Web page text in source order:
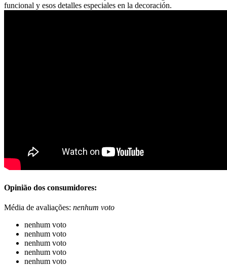
funcional y esos detalles especiales en la decoración.
Opinião dos consumidores:
Média de avaliações: nenhum voto
nenhum voto
nenhum voto
nenhum voto
nenhum voto
nenhum voto